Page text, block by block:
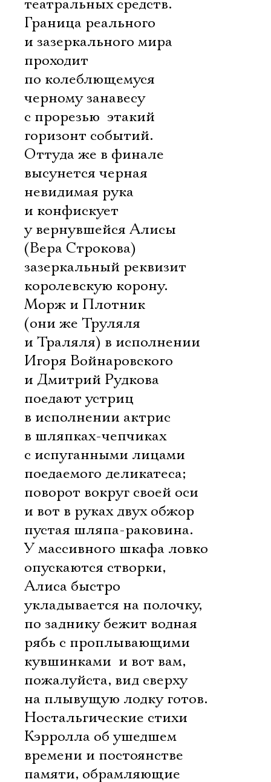
театральных средств.
Граница реального
и зазеркального мира
проходит
по колеблющемуся
черному занавесу
с прорезью  этакий
горизонт событий.
Оттуда же в финале
высунется черная
невидимая рука
и конфискует
у вернувшейся Алисы
(Вера Строкова)
зазеркальный реквизит 
королевскую корону.
Морж и Плотник
(они же Труляля
и Траляля) в исполнении
Игоря Войнаровского
и Дмитрий Рудкова
поедают устриц
в исполнении актрис
в шляпках-чепчиках
с испуганными лицами
поедаемого деликатеса;
поворот вокруг своей оси 
и вот в руках двух обжор
пустая шляпа-раковина.
У массивного шкафа ловко
опускаются створки,
Алиса быстро
укладывается на полочку,
по заднику бежит водная
рябь с проплывающими
кувшинками  и вот вам,
пожалуйста, вид сверху
на плывущую лодку готов.
Ностальгические стихи
Кэрролла об ушедшем
времени и постоянстве
памяти, обрамляющие